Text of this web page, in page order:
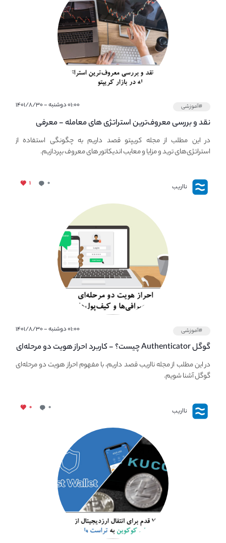
#آموزشی ۰۱:۰۰ دوشنبه - ۱۴۰۱/۸/۳۰
نقد و بررسی معروف‌ترین استراتژی های معامله - معرفی
استراتژی های مهم ترید در بازار کریپتو
در این مطلب از مجله کریپتو قصد داریم به چگونگی استفاده از
استراتژی‌های ترید و مزایا و معایب اندیکاتور های معروف بپردازیم.
نااریب ۰ ۱
#آموزشی ۰۱:۰۰ دوشنبه - ۱۴۰۱/۸/۳۰
گوگل Authenticator چیست؟ - کاربرد احراز هویت دو مرحله‌ای
در صرافی ها و کیف پول های کریپتو
در این مطلب از مجله نااریب قصد داریم، با مفهوم احراز هویت دو مرحله‌ای
گوگل آشنا شویم.
نااریب ۰ ۰